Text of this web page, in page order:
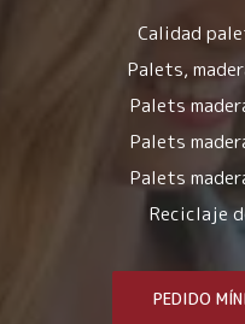
Calidad
Palets,
Palets
Palets
Palets
Reciclaje
PEDIDO